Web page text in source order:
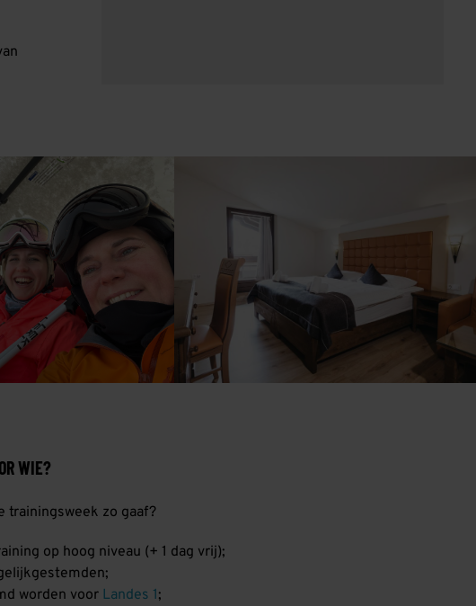
WIE?
trainingsweek zo gaaf?
op hoog niveau (+ 1 dag vrij);
worden voor Landes 1;